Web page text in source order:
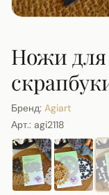
Ножи
Бренд: Agiart
Арт.: agi2118